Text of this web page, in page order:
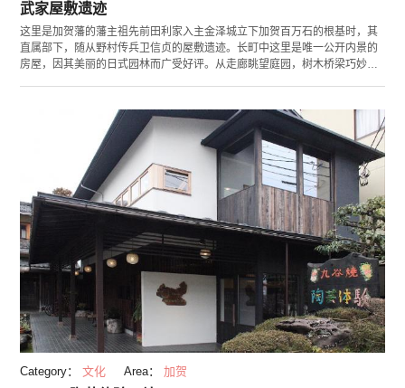
武家屋敷遗迹
这里是加贺藩的藩主祖先前田利家入主金泽城立下加贺百万石的根基时，其
直属部下，随从野村传兵卫信贞的屋敷遗迹。长町中这里是唯一公开内景的
房屋，因其美丽的日式园林而广受好评。从走廊眺望庭园，树木桥梁巧妙点
两星级，2003年，海外的园林专业杂志《The Journal of Japanese
Gardening》将其评为日本园林排行榜的第三名。诸如此类，足见其在日本
国内外享有盛名。
Category： 文化 Area： 加贺